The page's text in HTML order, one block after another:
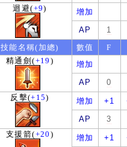
迴避(+9)
增加
AP
1
技能名稱(加總)
數值
F
精通劍(+19 )
增加
AP
0
反擊(+15) 增加 +1
AP
3
支援箭(+20 ) 增加 +1